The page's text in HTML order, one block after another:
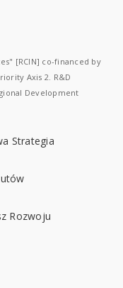
[RCIN] co-financed by
Axis 2. R&D
Development